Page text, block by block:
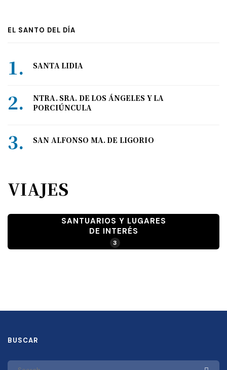
EL SANTO DEL DÍA
SANTA LIDIA
NTRA. SRA. DE LOS ÁNGELES Y LA
PORCIÚNCULA
SAN ALFONSO MA. DE LIGORIO
VIAJES
SANTUARIOS Y LUGARES
DE INTERÉS
3
BUSCAR